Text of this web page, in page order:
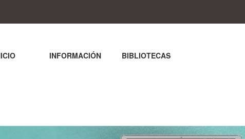
INFORMACIÓN BIBLIOTECAS